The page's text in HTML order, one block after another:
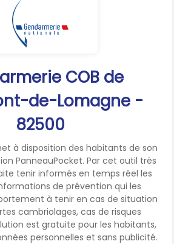
COB de
de-Lomagne -
82500
à disposition des habitants de son
PanneauPocket. Par cet outil très
tenir informés en temps réel les
de prévention qui les
à tenir en cas de situation
cambriolages, cas de risques
est gratuite pour les habitants,
personnelles et sans publicité.